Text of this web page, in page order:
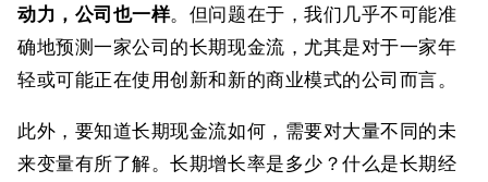
动力，公司也一样。但问题在于，我们几乎不可能准
确地预测一家公司的长期现金流，尤其是对于一家年
轻或可能正在使用创新和新的商业模式的公司而言。
此外，要知道长期现金流如何，需要对大量不同的未
来变量有所了解。长期增长率是多少？什么是长期经